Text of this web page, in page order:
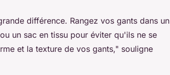
différence. Rangez vos gants dans un
un sac en tissu pour éviter qu'ils ne se
et la texture de vos gants," souligne